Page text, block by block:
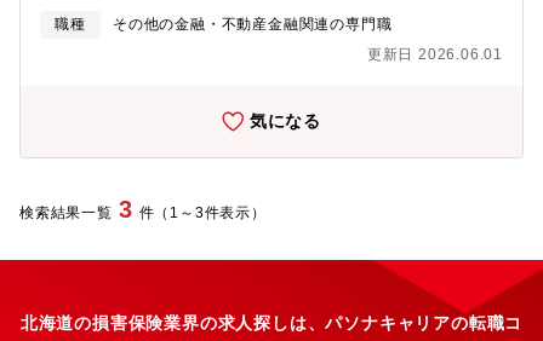
～保険金のお支払いまでを担当します。東京海上日動及びグルー
プ会社は、お客様が万が一の事故にあわれた際に、「高い専門性
を発揮しながらお客様に安心と安全をお届けする」という高品質
職種
その他の金融・不動産金融関連の専門職
更新日 2026.06.01
気になる
検索結果一覧 3 件（1～3件表示）
北海道の損害保険業界の求人探しは、パソナキャリアの転職コ